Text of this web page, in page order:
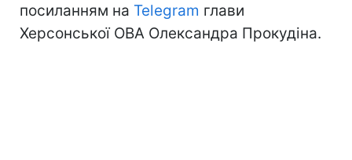
посиланням на Telegram глави
Херсонської ОВА Олександра Прокудіна.